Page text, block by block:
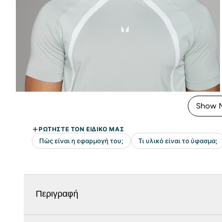
Show
Περιγραφή